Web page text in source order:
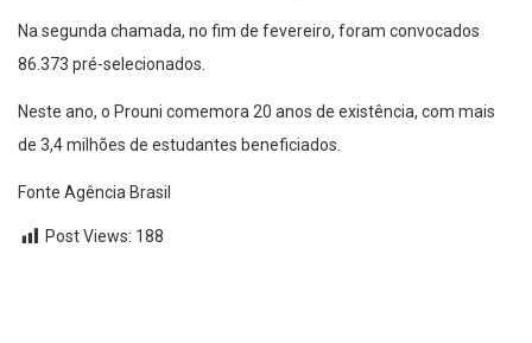
Na segunda chamada, no fim de fevereiro, foram convocados
86.373 pré-selecionados.
Neste ano, o Prouni comemora 20 anos de existência, com mais
de 3,4 milhões de estudantes beneficiados.
Fonte Agência Brasil
Post Views: 188